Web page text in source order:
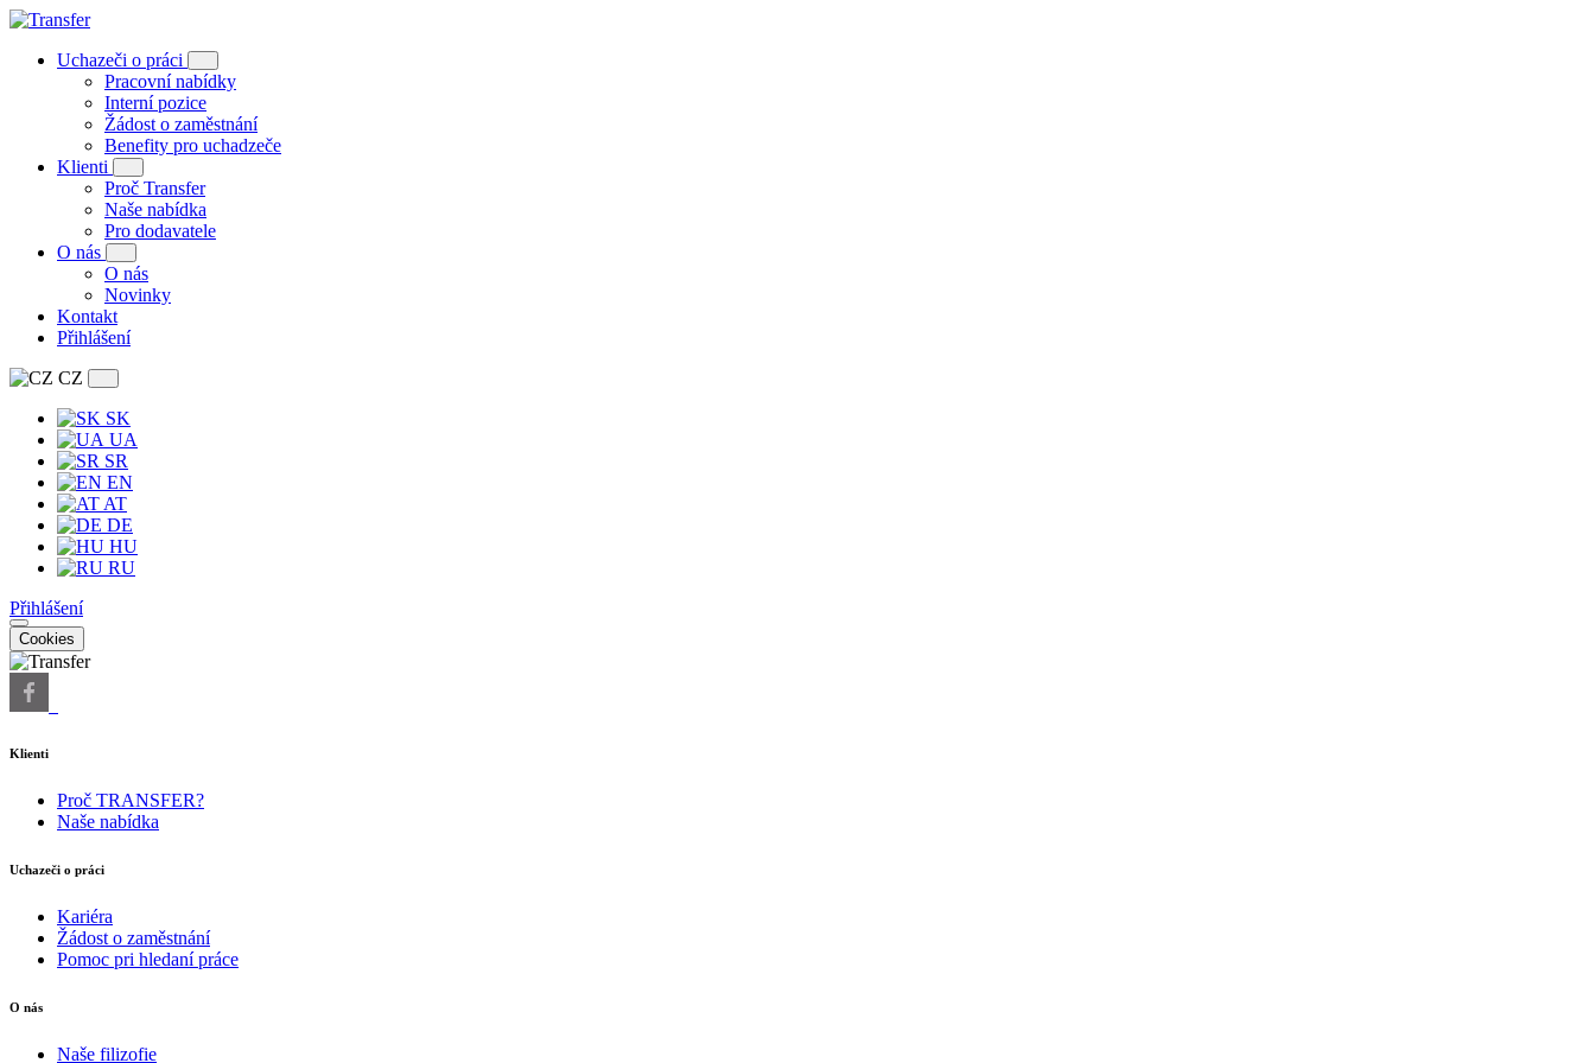
Uchazeči o práci
Pracovní nabídky
Interní pozice
Žádost o zaměstnání
Benefity pro uchadzeče
Klienti
Proč Transfer
Naše nabídka
Pro dodavatele
O nás
O nás
Novinky
Kontakt
Přihlášení
CZ
SK
UA
SR
EN
AT
DE
HU
RU
Přihlášení
Cookies
Klienti
Proč TRANSFER?
Naše nabídka
Uchazeči o práci
Kariéra
Žádost o zaměstnání
Pomoc pri hledaní práce
O nás
Naše filizofie